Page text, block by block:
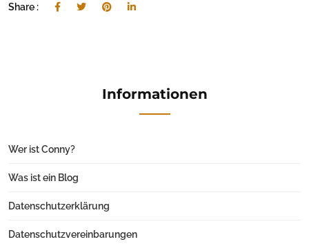
Share :
Informationen
Wer ist Conny?
Was ist ein Blog
Datenschutzerklärung
Datenschutzvereinbarungen